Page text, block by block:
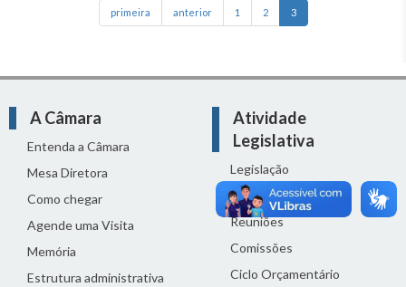
primeira anterior 1 2 3
A Câmara
Entenda a Câmara
Mesa Diretora
Como chegar
Agende uma Visita
Memória
Estrutura administrativa
Atividade
Legislativa
Legislação
Proposições
Reuniões
Comissões
Ciclo Orçamentário